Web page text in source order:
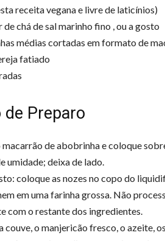
receita vegana e livre de laticínios)
chá de sal marinho fino , ou a gosto
médias cortadas em formato de
fatiado
de Preparo
macarrão de abobrinha e coloque
umidade; deixa de lado.
coloque as nozes no copo do
em uma farinha grossa. Não
com o restante dos ingredientes.
couve, o manjericão fresco, o azeite,